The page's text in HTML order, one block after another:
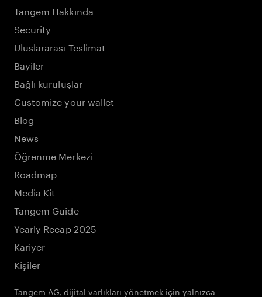
Tangem Hakkında
Security
Uluslararası Teslimat
Bayiler
Bağlı kuruluşlar
Customize your wallet
Blog
News
Öğrenme Merkezi
Roadmap
Media Kit
Tangem Guide
Yearly Recap 2025
Kariyer
Kişiler
Tangem AG, dijital varlıkları yönetmek için yalnızca